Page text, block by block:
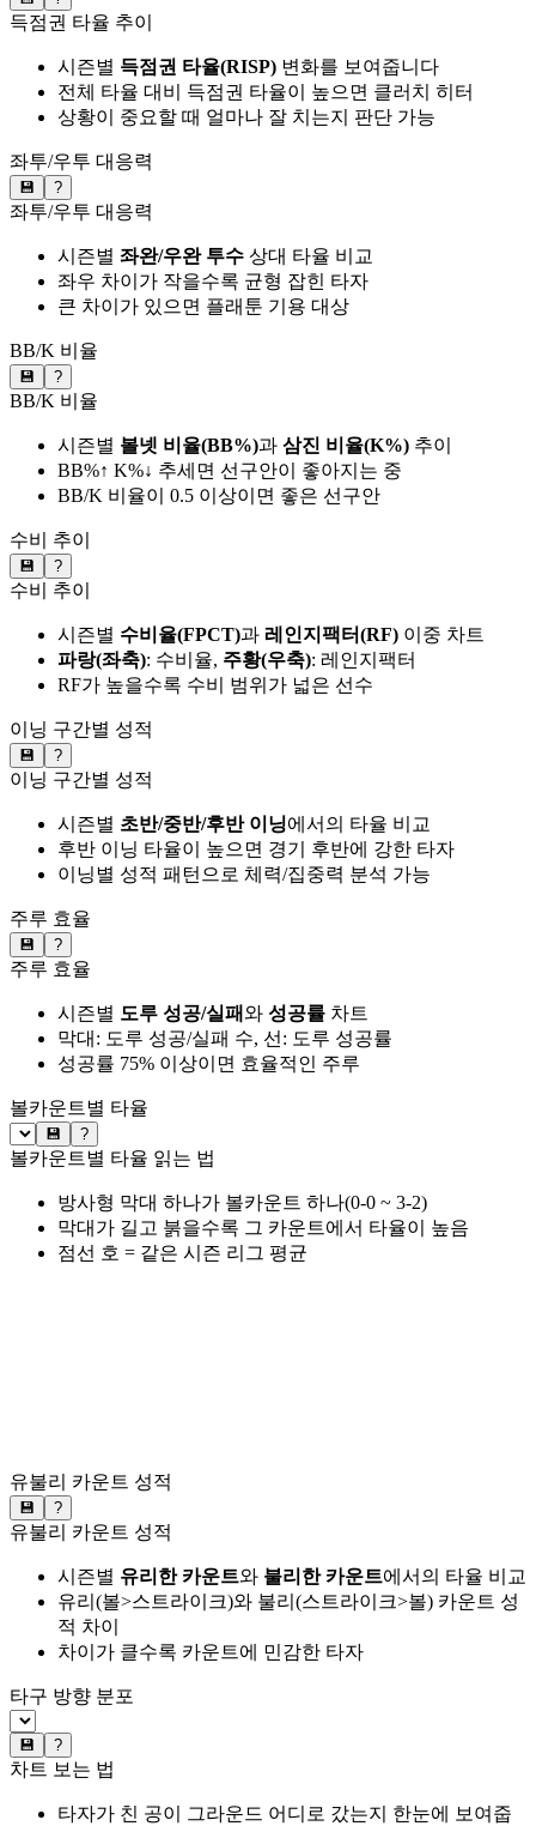
득점권 타율 추이
시즌별 득점권 타율(RISP) 변화를 보여줍니다
전체 타율 대비 득점권 타율이 높으면 클러치 히터
상황이 중요할 때 얼마나 잘 치는지 판단 가능
좌투/우투 대응력
💾 ?
좌투/우투 대응력
시즌별 좌완/우완 투수 상대 타율 비교
좌우 차이가 작을수록 균형 잡힌 타자
큰 차이가 있으면 플래툰 기용 대상
BB/K 비율
💾 ?
BB/K 비율
시즌별 볼넷 비율(BB%)과 삼진 비율(K%) 추이
BB%↑ K%↓ 추세면 선구안이 좋아지는 중
BB/K 비율이 0.5 이상이면 좋은 선구안
수비 추이
💾 ?
수비 추이
시즌별 수비율(FPCT)과 레인지팩터(RF) 이중 차트
파랑(좌축): 수비율, 주황(우축): 레인지팩터
RF가 높을수록 수비 범위가 넓은 선수
이닝 구간별 성적
💾 ?
이닝 구간별 성적
시즌별 초반/중반/후반 이닝에서의 타율 비교
후반 이닝 타율이 높으면 경기 후반에 강한 타자
이닝별 성적 패턴으로 체력/집중력 분석 가능
주루 효율
💾 ?
주루 효율
시즌별 도루 성공/실패와 성공률 차트
막대: 도루 성공/실패 수, 선: 도루 성공률
성공률 75% 이상이면 효율적인 주루
볼카운트별 타율
💾 ?
볼카운트별 타율 읽는 법
방사형 막대 하나가 볼카운트 하나(0-0 ~ 3-2)
막대가 길고 붉을수록 그 카운트에서 타율이 높음
점선 호 = 같은 시즌 리그 평균
유불리 카운트 성적
💾 ?
유불리 카운트 성적
시즌별 유리한 카운트와 불리한 카운트에서의 타율 비교
유리(볼>스트라이크)와 불리(스트라이크>볼) 카운트 성
적 차이
차이가 클수록 카운트에 민감한 타자
타구 방향 분포
💾 ?
차트 보는 법
타자가 친 공이 그라운드 어디로 갔는지 한눈에 보여줍